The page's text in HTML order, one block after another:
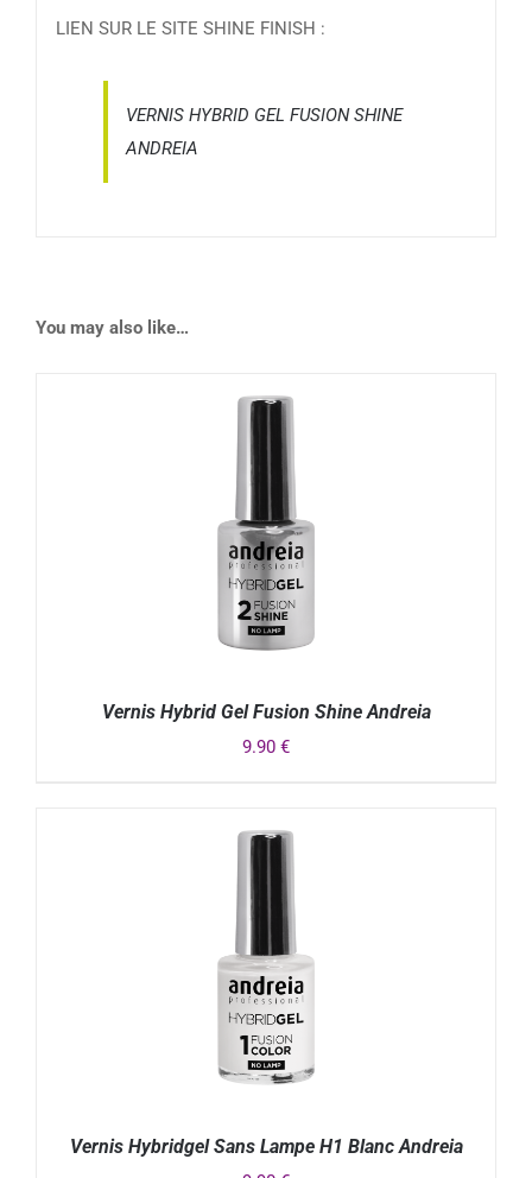
LIEN SUR LE SITE SHINE FINISH :
VERNIS HYBRID GEL FUSION SHINE
ANDREIA
You may also like…
Vernis Hybrid Gel Fusion Shine Andreia
9.90 €
Vernis Hybridgel Sans Lampe H1 Blanc Andreia